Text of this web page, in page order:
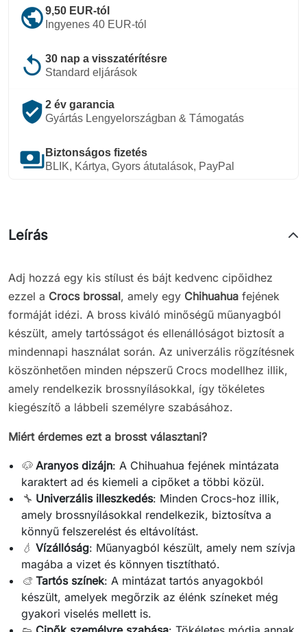
public9,50 EUR-tól
Ingyenes 40 EUR-tól
replay 30 nap a visszatérítésre
Standard eljárások
verified_user 2 év garancia
Gyártás Lengyelországban & Támogatás
payments Biztonságos fizetés
BLIK, Kártya, Gyors átutalások, PayPal
Leírás
Adj hozzá egy kis stílust és bájt kedvenc cipőidhez
ezzel a Crocs brossal, amely egy Chihuahua fejének
formáját idézi. A bross kiváló minőségű műanyagból
készült, amely tartósságot és ellenállóságot biztosít a
mindennapi használat során. Az univerzális rögzítésnek
köszönhetően minden népszerű Crocs modellhez illik,
amely rendelkezik brossnyílásokkal, így tökéletes
kiegészítő a lábbeli személyre szabásához.
Miért érdemes ezt a brosst választani?
🐶 Aranyos dizájn: A Chihuahua fejének mintázata
karaktert ad és kiemeli a cipőket a többi közül.
🔧 Univerzális illeszkedés: Minden Crocs-hoz illik,
amely brossnyílásokkal rendelkezik, biztosítva a
könnyű felszerelést és eltávolítást.
💧 Vízállóság: Műanyagból készült, amely nem szívja
magába a vizet és könnyen tisztítható.
🎨 Tartós színek: A mintázat tartós anyagokból
készült, amelyek megőrzik az élénk színeket még
gyakori viselés mellett is.